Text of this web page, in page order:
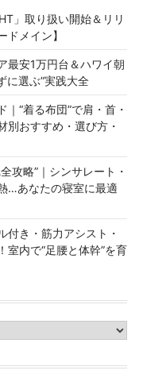
」取り扱い開始＆リリ
メイン】
最安1万円台＆ハワイ朝
に選ぶ”実践大全
“着る布団”で肩・首・
別おすすめ・選び方・
攻略”｜シンサレート・
…あなたの寝室に最適
付き・筋力アシスト・
室内で“足腰と体幹”を育